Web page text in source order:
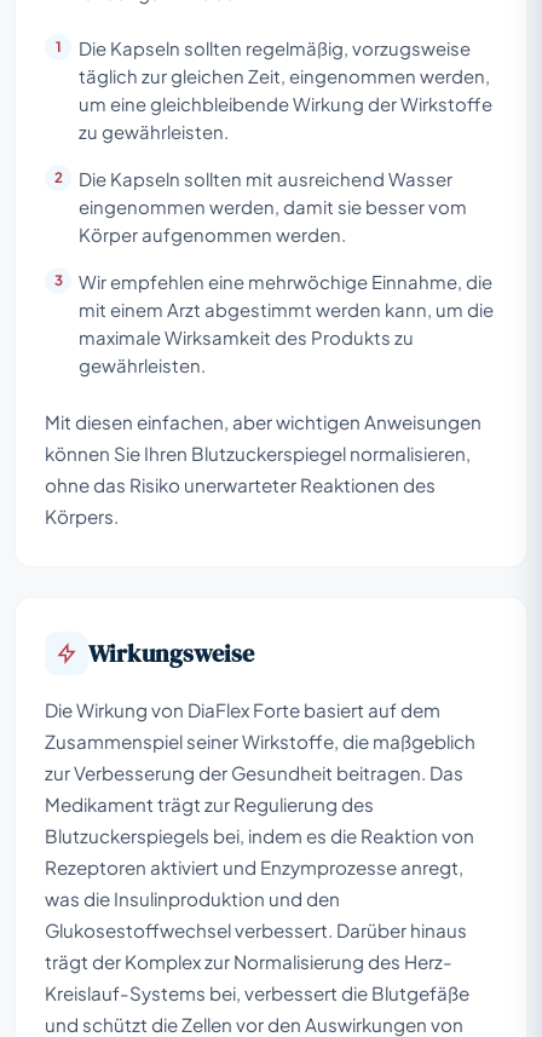
Die Kapseln sollten regelmäßig, vorzugsweise
täglich zur gleichen Zeit, eingenommen werden,
um eine gleichbleibende Wirkung der Wirkstoffe
zu gewährleisten.
Die Kapseln sollten mit ausreichend Wasser
eingenommen werden, damit sie besser vom
Körper aufgenommen werden.
Wir empfehlen eine mehrwöchige Einnahme, die
mit einem Arzt abgestimmt werden kann, um die
maximale Wirksamkeit des Produkts zu
gewährleisten.
Mit diesen einfachen, aber wichtigen Anweisungen
können Sie Ihren Blutzuckerspiegel normalisieren,
ohne das Risiko unerwarteter Reaktionen des
Körpers.
Wirkungsweise
Die Wirkung von DiaFlex Forte basiert auf dem
Zusammenspiel seiner Wirkstoffe, die maßgeblich
zur Verbesserung der Gesundheit beitragen. Das
Medikament trägt zur Regulierung des
Blutzuckerspiegels bei, indem es die Reaktion von
Rezeptoren aktiviert und Enzymprozesse anregt,
was die Insulinproduktion und den
Glukosestoffwechsel verbessert. Darüber hinaus
trägt der Komplex zur Normalisierung des Herz-
Kreislauf-Systems bei, verbessert die Blutgefäße
und schützt die Zellen vor den Auswirkungen von